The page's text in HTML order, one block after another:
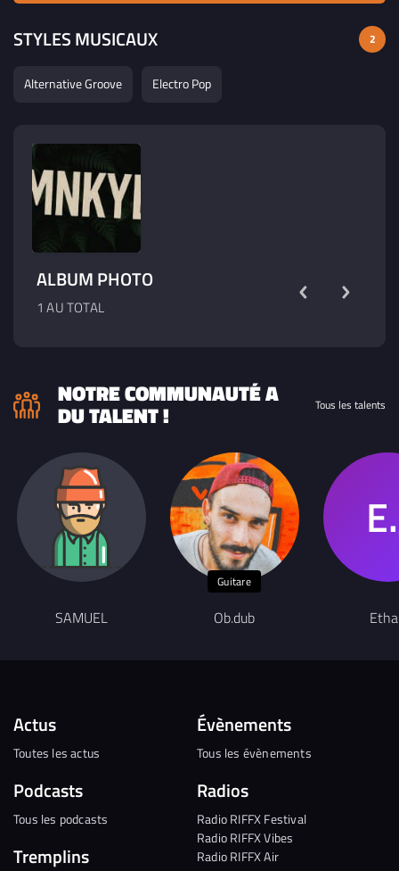
STYLES MUSICAUX 2
Alternative Groove Electro Pop
ALBUM PHOTO
1 AU TOTAL
NOTRE COMMUNAUTÉ A
DU TALENT ! Tous les talents
SAMUEL
Guitare
Ob.dub
Actus
Toutes les actus
Podcasts
Tous les podcasts
Tremplins
Évènements
Tous les évènements
Radios
Radio RIFFX Festival
Radio RIFFX Vibes
Radio RIFFX Air